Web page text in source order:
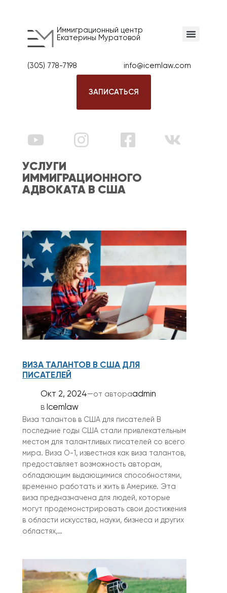
Иммиграционный центр
Екатерины Муратовой
(305) 778-7198 info@icemlaw.com
ЗАПИСАТЬСЯ
УСЛУГИ
ИММИГРАЦИОННОГО
АДВОКАТА В США
ВИЗА ТАЛАНТОВ В США ДЛЯ
ПИСАТЕЛЕЙ
Окт 2, 2024—от автораadmin
в Icemlaw
Виза талантов в США для писателей В
последние годы США стали привлекательным
местом для талантливых писателей со всего
мира. Виза O-1, известная как виза талантов,
предоставляет возможность авторам,
обладающим выдающимися способностями,
временно работать и жить в Америке. Эта
виза предназначена для людей, которые
могут продемонстрировать свои достижения
в области искусства, науки, бизнеса и других
областях,…